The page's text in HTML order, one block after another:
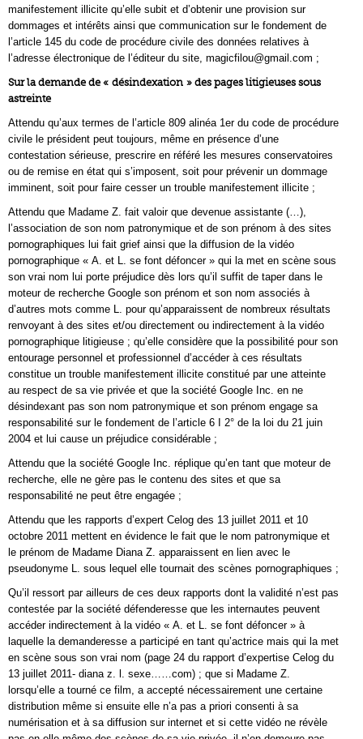
manifestement illicite qu’elle subit et d’obtenir une provision sur
dommages et intérêts ainsi que communication sur le fondement de
l’article 145 du code de procédure civile des données relatives à
l’adresse électronique de l’éditeur du site, magicfilou@gmail.com ;
Sur la demande de « désindexation » des pages litigieuses sous
astreinte
Attendu qu’aux termes de l’article 809 alinéa 1er du code de procédure
civile le président peut toujours, même en présence d’une
contestation sérieuse, prescrire en référé les mesures conservatoires
ou de remise en état qui s’imposent, soit pour prévenir un dommage
imminent, soit pour faire cesser un trouble manifestement illicite ;
Attendu que Madame Z. fait valoir que devenue assistante (…),
l’association de son nom patronymique et de son prénom à des sites
pornographiques lui fait grief ainsi que la diffusion de la vidéo
pornographique « A. et L. se font défoncer » qui la met en scène sous
son vrai nom lui porte préjudice dès lors qu’il suffit de taper dans le
moteur de recherche Google son prénom et son nom associés à
d’autres mots comme L. pour qu’apparaissent de nombreux résultats
renvoyant à des sites et/ou directement ou indirectement à la vidéo
pornographique litigieuse ; qu’elle considère que la possibilité pour son
entourage personnel et professionnel d’accéder à ces résultats
constitue un trouble manifestement illicite constitué par une atteinte
au respect de sa vie privée et que la société Google Inc. en ne
désindexant pas son nom patronymique et son prénom engage sa
responsabilité sur le fondement de l’article 6 I 2° de la loi du 21 juin
2004 et lui cause un préjudice considérable ;
Attendu que la société Google Inc. réplique qu’en tant que moteur de
recherche, elle ne gère pas le contenu des sites et que sa
responsabilité ne peut être engagée ;
Attendu que les rapports d’expert Celog des 13 juillet 2011 et 10
octobre 2011 mettent en évidence le fait que le nom patronymique et
le prénom de Madame Diana Z. apparaissent en lien avec le
pseudonyme L. sous lequel elle tournait des scènes pornographiques ;
Qu’il ressort par ailleurs de ces deux rapports dont la validité n’est pas
contestée par la société défenderesse que les internautes peuvent
accéder indirectement à la vidéo « A. et L. se font défoncer » à
laquelle la demanderesse a participé en tant qu’actrice mais qui la met
en scène sous son vrai nom (page 24 du rapport d’expertise Celog du
13 juillet 2011- diana z. l. sexe……com) ; que si Madame Z.
lorsqu’elle a tourné ce film, a accepté nécessairement une certaine
distribution même si ensuite elle n’a pas a priori consenti à sa
numérisation et à sa diffusion sur internet et si cette vidéo ne révèle